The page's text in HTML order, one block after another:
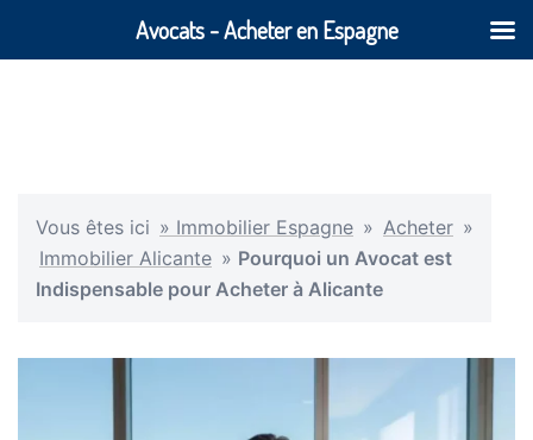
Vous êtes ici » Immobilier Espagne » Acheter »
Immobilier Alicante » Pourquoi un Avocat est
Indispensable pour Acheter à Alicante
Avocats - Acheter en Espagne